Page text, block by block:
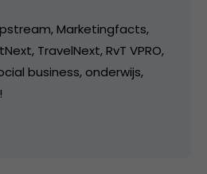
Marketingfacts,
TravelNext, RvT VPRO,
business, onderwijs,